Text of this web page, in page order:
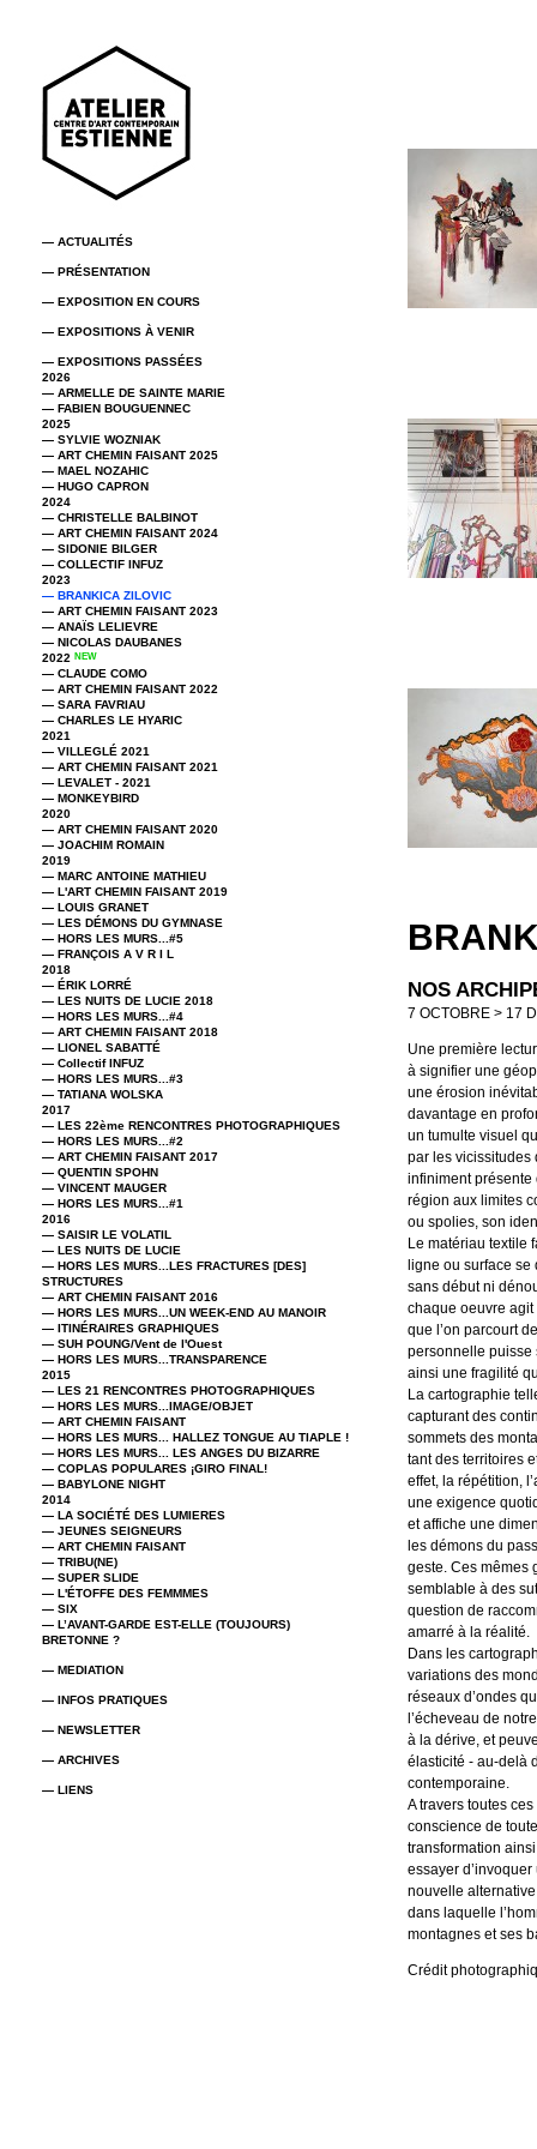
— ACTUALITÉS
— PRÉSENTATION
— EXPOSITION EN COURS
— EXPOSITIONS À VENIR
— EXPOSITIONS PASSÉES
2026
— ARMELLE DE SAINTE MARIE
— FABIEN BOUGUENNEC
2025
— SYLVIE WOZNIAK
— ART CHEMIN FAISANT 2025
— MAEL NOZAHIC
— HUGO CAPRON
2024
— CHRISTELLE BALBINOT
— ART CHEMIN FAISANT 2024
— SIDONIE BILGER
— COLLECTIF INFUZ
2023
— BRANKICA ZILOVIC
— ART CHEMIN FAISANT 2023
— ANAÏS LELIEVRE
— NICOLAS DAUBANES
2022 NEW
— CLAUDE COMO
— ART CHEMIN FAISANT 2022
— SARA FAVRIAU
— CHARLES LE HYARIC
2021
— VILLEGLÉ 2021
— ART CHEMIN FAISANT 2021
— LEVALET - 2021
— MONKEYBIRD
2020
— ART CHEMIN FAISANT 2020
— JOACHIM ROMAIN
2019
— MARC ANTOINE MATHIEU
— L'ART CHEMIN FAISANT 2019
— LOUIS GRANET
— LES DÉMONS DU GYMNASE
— HORS LES MURS...#5
— FRANÇOIS A V R I L
2018
— ÉRIK LORRÉ
— LES NUITS DE LUCIE 2018
— HORS LES MURS...#4
— ART CHEMIN FAISANT 2018
— LIONEL SABATTÉ
— Collectif INFUZ
— HORS LES MURS...#3
— TATIANA WOLSKA
2017
— LES 22ème RENCONTRES PHOTOGRAPHIQUES
— HORS LES MURS...#2
— ART CHEMIN FAISANT 2017
— QUENTIN SPOHN
— VINCENT MAUGER
— HORS LES MURS...#1
2016
— SAISIR LE VOLATIL
— LES NUITS DE LUCIE
— HORS LES MURS...LES FRACTURES [DES]
STRUCTURES
— ART CHEMIN FAISANT 2016
— HORS LES MURS...UN WEEK-END AU MANOIR
— ITINÉRAIRES GRAPHIQUES
— SUH POUNG/Vent de l'Ouest
— HORS LES MURS...TRANSPARENCE
2015
— LES 21 RENCONTRES PHOTOGRAPHIQUES
— HORS LES MURS...IMAGE/OBJET
— ART CHEMIN FAISANT
— HORS LES MURS... HALLEZ TONGUE AU TIAPLE !
— HORS LES MURS... LES ANGES DU BIZARRE
— COPLAS POPULARES ¡GIRO FINAL!
— BABYLONE NIGHT
2014
— LA SOCIÉTÉ DES LUMIERES
— JEUNES SEIGNEURS
— ART CHEMIN FAISANT
— TRIBU(NE)
— SUPER SLIDE
— L'ÉTOFFE DES FEMMMES
— SIX
— L’AVANT-GARDE EST-ELLE (TOUJOURS)
BRETONNE ?
— MEDIATION
— INFOS PRATIQUES
— NEWSLETTER
— ARCHIVES
— LIENS
NOS
7 OCTOBRE > 17
Une première
à signifier une
une érosion
davantage en
un tumulte visuel
par les vicissitudes
infiniment présente
région aux limites
ou spolies, son
Le matériau textile
ligne ou surface
sans début ni
chaque oeuvre
que l’on parcourt
personnelle puisse
ainsi une fragilité
La cartographie
capturant des
sommets des
tant des territoires
effet, la répétition,
une exigence
et affiche une
les démons du
geste. Ces mêmes
semblable à des
question de
amarré à la réalité.
Dans les
variations des
réseaux d’ondes
l’écheveau de
à la dérive, et
élasticité - au-delà
contemporaine.
A travers toutes
conscience de
transformation
essayer
nouvelle
dans laquelle
montagnes et ses
Crédit